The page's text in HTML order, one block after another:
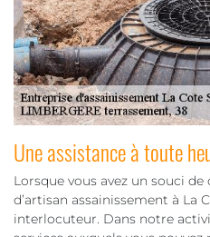
Une assistance à toute
Lorsque vous avez un souci
d’artisan assainissement à La
interlocuteur. Dans notre